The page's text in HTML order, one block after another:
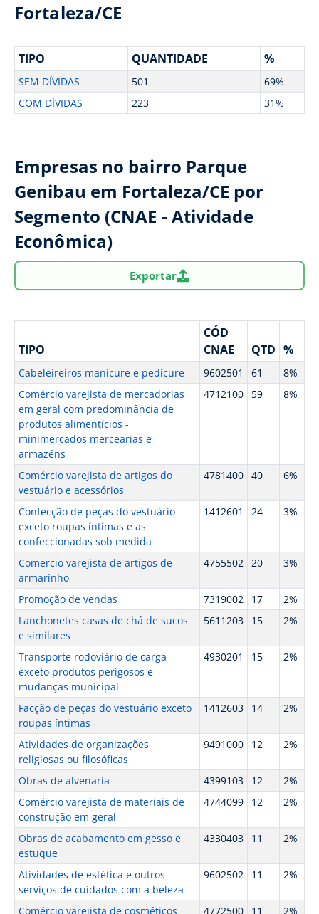
Fortaleza/CE
TIPO QUANTIDADE %
SEM DÍVIDAS 501
69%
COM DÍVIDAS
223 31%
Empresas no bairro Parque
Genibau em Fortaleza/CE por
Segmento (CNAE - Atividade
Econômica)
Exportar
TIPO
CÓD
CNAE
QTD %
Cabeleireiros manicure e pedicure 9602501 61
8%
Comércio varejista de mercadorias
em geral com predominância de
produtos alimentícios -
minimercados mercearias e
armazéns
4712100 59 8%
Comércio varejista de artigos do
vestuário e acessórios
4781400 40 6%
Confecção de peças do vestuário
exceto roupas íntimas e as
confeccionadas sob medida
1412601 24 3%
Comercio varejista de artigos de
armarinho
4755502 20 3%
Promoção de vendas 7319002 17
2%
Lanchonetes casas de chá de sucos
e similares
5611203 15 2%
Transporte rodoviário de carga
exceto produtos perigosos e
mudanças municipal
4930201 15 2%
Facção de peças do vestuário exceto
roupas íntimas
1412603 14 2%
Atividades de organizações
religiosas ou filosóficas
9491000 12 2%
Obras de alvenaria 4399103 12
2%
Comércio varejista de materiais de
construção em geral
4744099 12 2%
Obras de acabamento em gesso e
estuque
4330403 11 2%
Atividades de estética e outros
serviços de cuidados com a beleza
9602502 11 2%
Comércio varejista de cosméticos 4772500 11 2%